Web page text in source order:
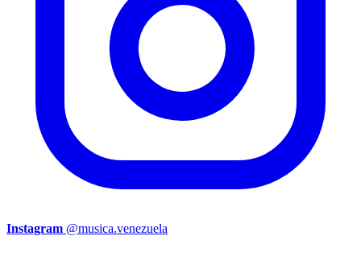
Instagram @musica.venezuela